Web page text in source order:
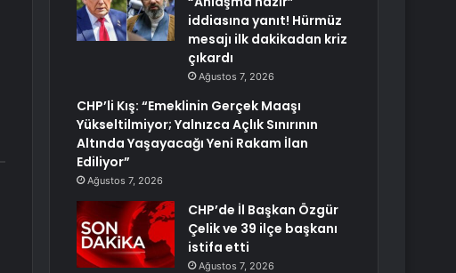
iddiasına yanıt! Hürmüz
mesajı ilk dakikadan kriz
çıkardı
Ağustos 7, 2026
CHP’li Kış: “Emeklinin Gerçek Maaşı
Yükseltilmiyor; Yalnızca Açlık Sınırının
Altında Yaşayacağı Yeni Rakam İlan
Ediliyor”
Ağustos 7, 2026
CHP’de İl Başkan Özgür
Çelik ve 39 ilçe başkanı
istifa etti
Ağustos 7, 2026